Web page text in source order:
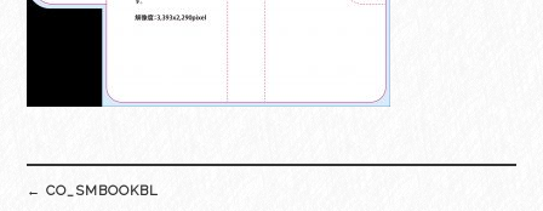
navigation
← CO_SMBOOKBL